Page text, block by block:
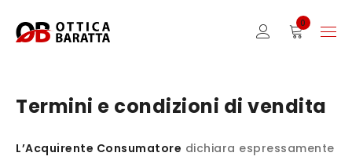
0
Termini e condizioni di vendita
L’Acquirente Consumatore dichiara espressamente